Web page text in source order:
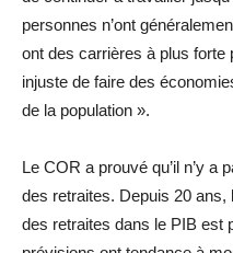
personnes n’ont
ont des carrières à plus forte
injuste de faire des
de la population ».
Le COR a prouvé qu’il n’y a
des retraites. Depuis 20
des retraites dans le PIB est